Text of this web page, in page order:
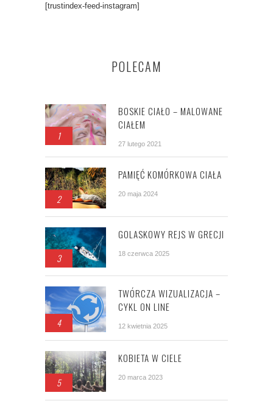
[trustindex-feed-instagram]
POLECAM
1
BOSKIE CIAŁO – MALOWANE
CIAŁEM
27 lutego 2021
2
PAMIĘĆ KOMÓRKOWA CIAŁA
20 maja 2024
3
GOLASKOWY REJS W GRECJI
18 czerwca 2025
4
TWÓRCZA WIZUALIZACJA –
CYKL ON LINE
12 kwietnia 2025
5
KOBIETA W CIELE
20 marca 2023